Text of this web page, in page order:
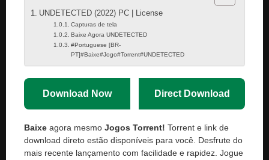
UNDETECTED (2022) PC | License
Capturas de tela
Baixe Agora UNDETECTED
#Portuguese [BR-
PT]#Baixe#Jogo#Torrent#UNDETECTED
Download Now Direct Download
Baixe agora mesmo Jogos Torrent! Torrent e link de
download direto estão disponíveis para você. Desfrute do
mais recente lançamento com facilidade e rapidez. Jogue